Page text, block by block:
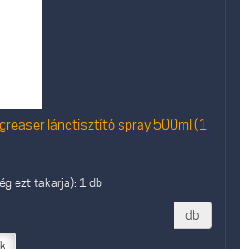
lánctisztító spray 500ml (1
ezt takarja): 1 db
db